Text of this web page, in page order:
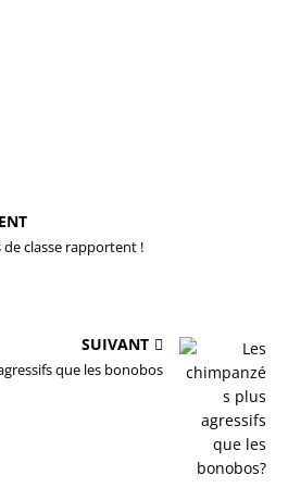
de classe rapportent !
SUIVANT
que les bonobos